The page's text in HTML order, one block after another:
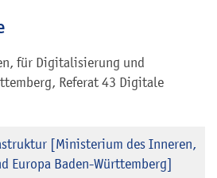
für Digitalisierung und
Referat 43 Digitale
[Ministerium des Inneren,
Europa Baden-Württemberg]